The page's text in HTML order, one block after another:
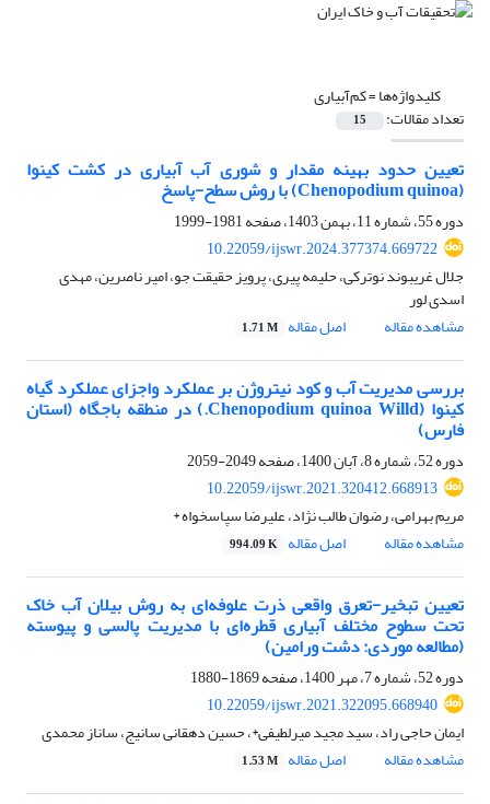
کلیدواژه‌ها =کم‌آبیاری
تعداد مقالات: 15
تعیین حدود بهینه مقدار و شوری آب آبیاری در کشت کینوا
(Chenopodium quinoa) با روش سطح-پاسخ
دوره 55، شماره 11، بهمن 1403، صفحه
1981-1999
10.22059/ijswr.2024.377374.669722
جلال غریبوند نوترکی، حلیمه پیری، پرویز حقیقت جو، امیر ناصرین، مهدی
اسدی لور
مشاهده مقاله
اصل مقاله 1.71 M
بررسی مدیریت آب و کود نیتروژن بر عملکرد واجزای عملکرد گیاه
کینوا (Chenopodium quinoa Willd.) در منطقه باجگاه (استان
فارس)
دوره 52، شماره 8، آبان 1400، صفحه
2049-2059
10.22059/ijswr.2021.320412.668913
مریم بهرامی، رضوان طالب نژاد، علیرضا سپاسخواه *
مشاهده مقاله
اصل مقاله 994.09 K
تعیین تبخیر-تعرق واقعی ذرت علوفه‌ای به‌ روش بیلان آب خاک
تحت سطوح مختلف آبیاری قطره‌ای با مدیریت پالسی و پیوسته
(مطالعه موردی: دشت ورامین)
دوره 52، شماره 7، مهر 1400، صفحه
1869-1880
10.22059/ijswr.2021.322095.668940
ایمان حاجی راد، سید مجید میرلطیفی*، حسین دهقانی سانیج، ساناز محمدی
مشاهده مقاله
اصل مقاله 1.53 M